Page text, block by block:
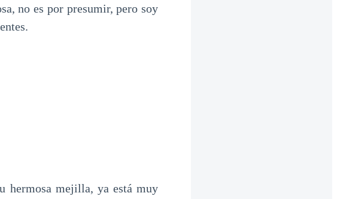
no es por presumir, pero soy
hermosa mejilla, ya está muy